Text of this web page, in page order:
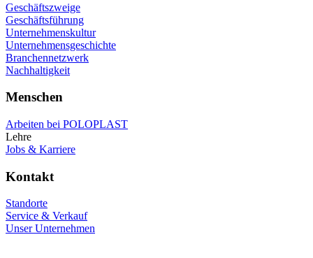
Geschäftszweige
Geschäftsführung
Unternehmenskultur
Unternehmensgeschichte
Branchennetzwerk
Nachhaltigkeit
Menschen
Arbeiten bei POLOPLAST
Lehre
Jobs & Karriere
Kontakt
Standorte
Service & Verkauf
Unser Unternehmen